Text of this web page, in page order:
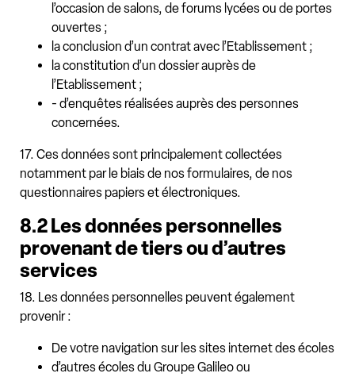
l’occasion de salons, de forums lycées ou de portes
ouvertes ;
la conclusion d’un contrat avec l’Etablissement ;
la constitution d’un dossier auprès de
l’Etablissement ;
- d’enquêtes réalisées auprès des personnes
concernées.
17. Ces données sont principalement collectées
notamment par le biais de nos formulaires, de nos
questionnaires papiers et électroniques.
8.2 Les données personnelles
provenant de tiers ou d’autres
services
18. Les données personnelles peuvent également
provenir :
De votre navigation sur les sites internet des écoles
d’autres écoles du Groupe Galileo ou